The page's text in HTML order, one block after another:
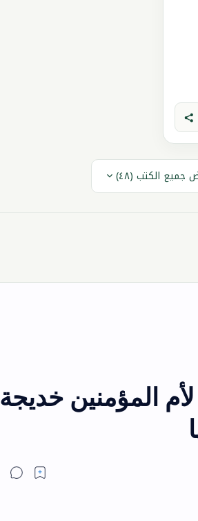
جميع الكتب (٤٨)
المؤمنين خديجة